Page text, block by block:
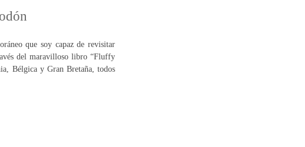
que soy capaz de revisitar
del maravilloso libro “Fluffy
Bélgica y Gran Bretaña, todos